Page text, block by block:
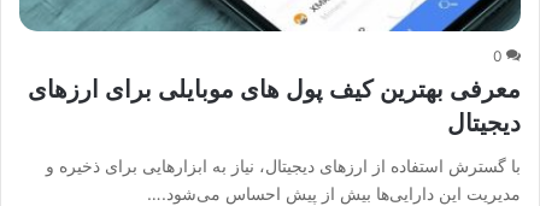
0
معرفی بهترین کیف پول های موبایلی برای ارزهای
دیجیتال
با گسترش استفاده از ارزهای دیجیتال، نیاز به ابزارهایی برای ذخیره و
مدیریت این دارایی‌ها بیش از پیش احساس می‌شود.…